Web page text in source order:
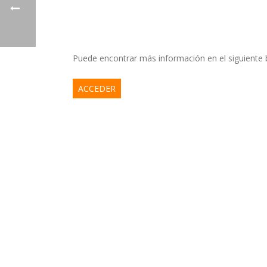
Puede encontrar más información en el siguiente
ACCEDER